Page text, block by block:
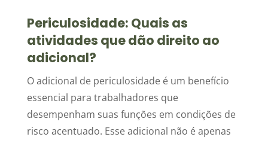
Periculosidade: Quais as
atividades que dão direito ao
adicional?
O adicional de periculosidade é um benefício
essencial para trabalhadores que
desempenham suas funções em condições de
risco acentuado. Esse adicional não é apenas